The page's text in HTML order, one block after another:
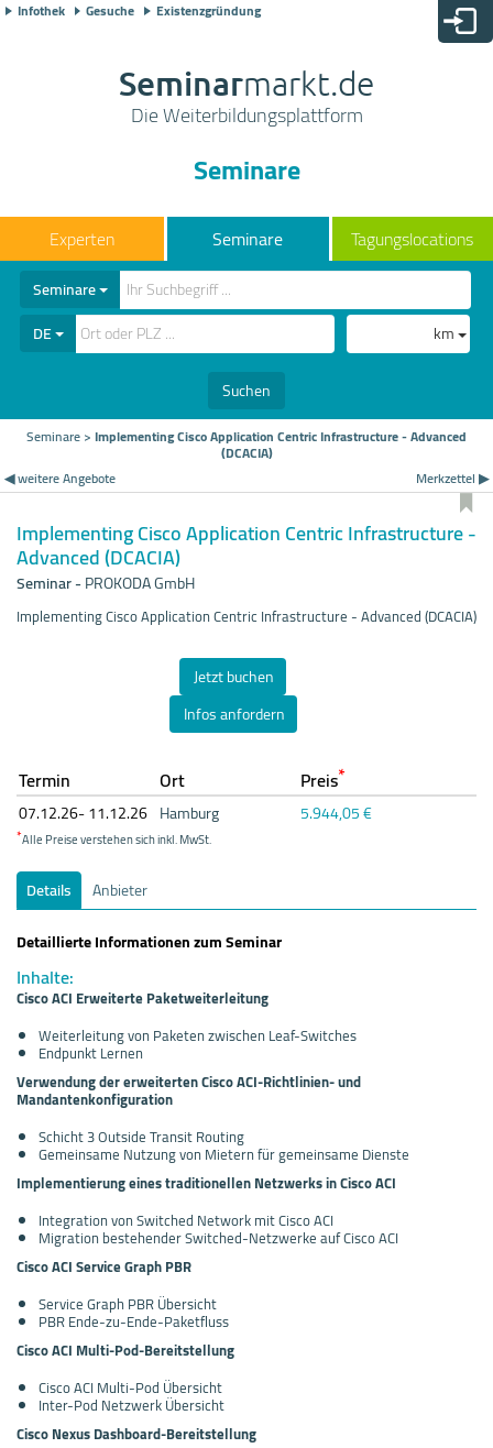
Infothek Gesuche Existenzgründung
Seminarmarkt.de
Die Weiterbildungsplattform
Seminare
Seminare Tagungslocations
Seminare
DE
km
Suchen
Seminare> Implementing Cisco Application Centric Infrastructure - Advanced
(DCACIA)
◀ weitere Angebote
Merkzettel ▶
Implementing Cisco Application Centric Infrastructure -
Advanced (DCACIA)
Seminar-PROKODA GmbH
Implementing Cisco Application Centric Infrastructure - Advanced (DCACIA)
Jetzt buchen
Infos anfordern
Termin Ort Preis*
07.12.26- 11.12.26 Hamburg 5.944,05 €
*Alle Preise verstehen sich inkl. MwSt.
Details
Anbieter
Detaillierte Informationen zum Seminar
Inhalte:
Cisco ACI Erweiterte Paketweiterleitung
Weiterleitung von Paketen zwischen Leaf-Switches
Endpunkt Lernen
Verwendung der erweiterten Cisco ACI-Richtlinien- und
Mandantenkonfiguration
Schicht 3 Outside Transit Routing
Gemeinsame Nutzung von Mietern für gemeinsame Dienste
Implementierung eines traditionellen Netzwerks in Cisco ACI
Integration von Switched Network mit Cisco ACI
Migration bestehender Switched-Netzwerke auf Cisco ACI
Cisco ACI Service Graph PBR
Service Graph PBR Übersicht
PBR Ende-zu-Ende-Paketfluss
Cisco ACI Multi-Pod-Bereitstellung
Cisco ACI Multi-Pod Übersicht
Inter-Pod Netzwerk Übersicht
Cisco Nexus Dashboard-Bereitstellung